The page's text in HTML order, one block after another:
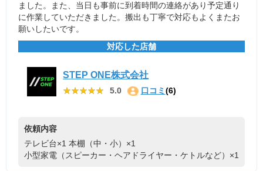
ました。また、当日も事前に到着時間の連絡があり予定通り
に作業していただきました。搬出も丁寧で対応もよくまたお
願いしたいです。
対応した店舗
STEP ONE株式会社
★★★★★
★★★★★ 5.0 口コミ (6)
依頼内容
テレビ台×1 本棚（中・小）×1
小型家電（スピーカー・ヘアドライヤー・ケトルなど）×1